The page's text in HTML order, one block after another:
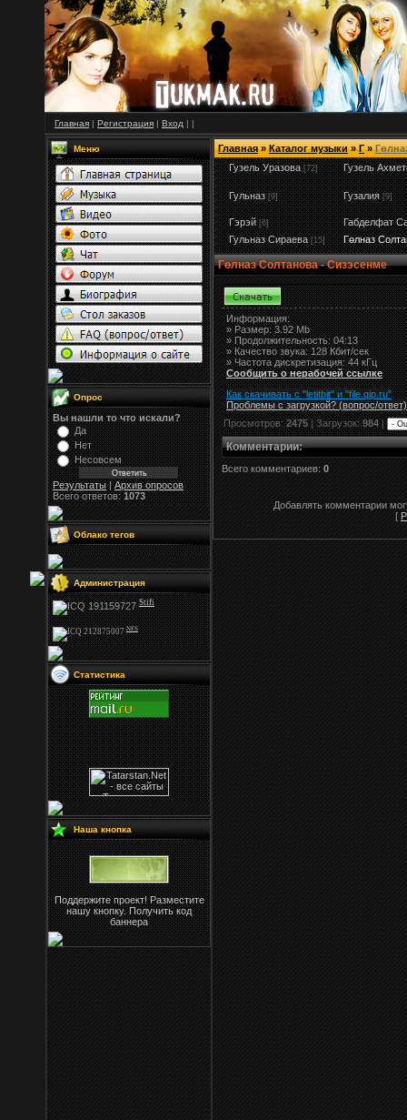
Главная | Регистрация | Вход | |
Меню
Опрос
Вы нашли то что искали?
Да
Нет
Несовсем
Результаты|Архив опросов
Всего ответов:1073
Облако тегов
Администрация
Stifi
NFS
Статистика
Наша кнопка
Поддержите проект! Разместите
нашу кнопку. Получить код
баннера
Главная»Каталог музыки»Г»
Гузель Уразова [72] Гузель
Гульназ [9] Гузалия [9]
Гэрэй [6]
Габделфат
Гульназ Сираева [15] Гөлназ
Гөлназ Солтанова - Сизэсенме
Информация:
»Размер:3.92 Mb
» Продолжительность: 04:13
» Качество звука: 128 Кбит/сек
» Частота дискретизация: 44 кГц
Сообщить о нерабочей ссылке
Как скачивать с "letitbit" и "file.qip.ru"
Проблемы с загрузкой? (вопрос/ответ)
Просмотров:2475| Загрузок:984|
Комментарии:
Всего комментариев: 0
Добавлять комментарии
[